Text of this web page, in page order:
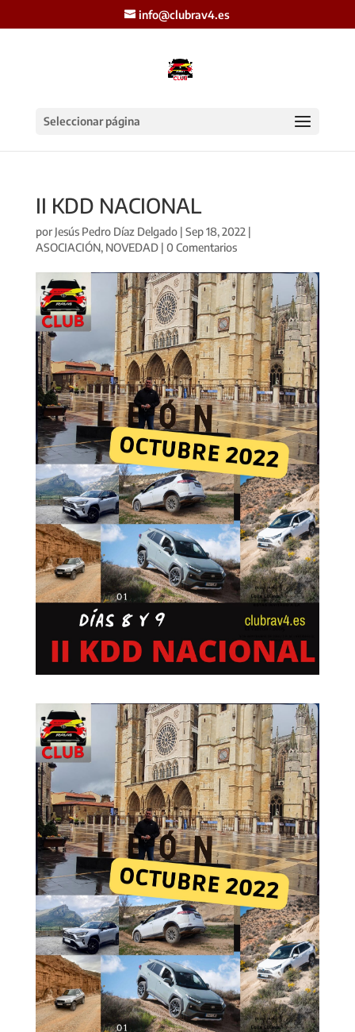
info@clubrav4.es
Seleccionar página
II KDD NACIONAL
por Jesús Pedro Díaz Delgado| Sep 18, 2022|
ASOCIACIÓN, NOVEDAD| 0 Comentarios